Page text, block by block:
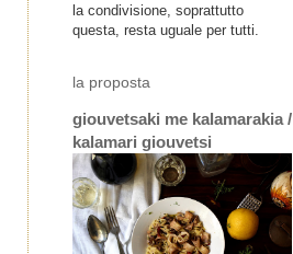
la condivisione, soprattutto
questa, resta uguale per tutti.
la proposta
giouvetsaki me kalamarakia /
kalamari giouvetsi